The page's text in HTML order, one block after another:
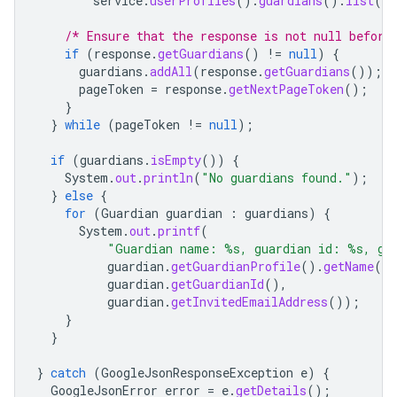
/* Ensure that the response is not null
if (response.getGuardians() != null )
{
guardians .addAll (response.getGuardians());
pageToken = response.getNextPageToken();
}
} while (pageToken != null );
if (guardians . isEmpty())
{
System .out .println( "No guardians found." );
} else {
for (Guardian guardian : guardians)
{
System .out .printf(
"Guardian name: %s, guardian id: %s,
guardian .getGuardianProfile().getName().
guardian .getGuardianId(),
guardian .getInvitedEmailAddress());
}
}
} catch (GoogleJsonResponseException e)
{
GoogleJsonError error = e.getDetails();